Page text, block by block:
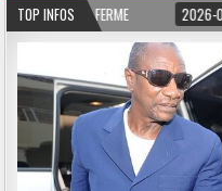
TOP INFOS
MOIS FERME 2026-06-30